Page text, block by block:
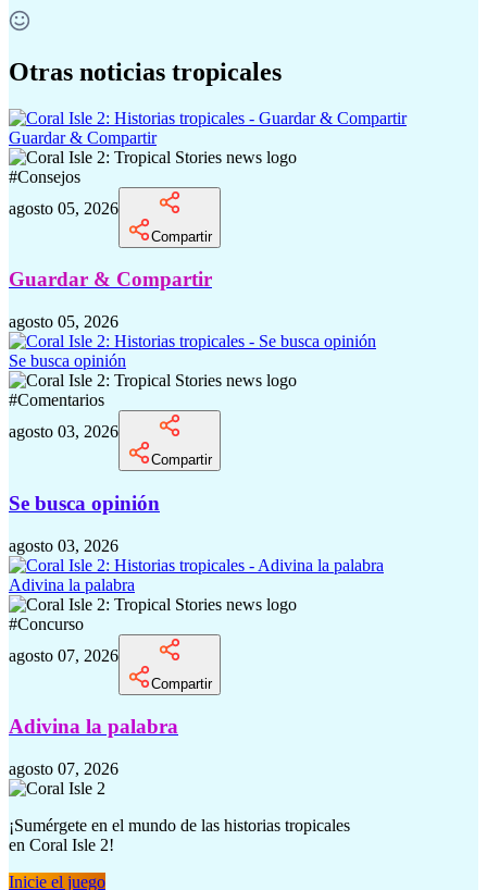
Otras noticias tropicales
Guardar & Compartir
#Consejos
agosto 05, 2026
Compartir
Guardar & Compartir
agosto 05, 2026
Se busca opinión
#Comentarios
agosto 03, 2026
Compartir
Se busca opinión
agosto 03, 2026
Adivina la palabra
#Concurso
agosto 07, 2026
Compartir
Adivina la palabra
agosto 07, 2026
¡Sumérgete en el mundo de las historias tropicales
en Coral Isle 2!
Inicie el juego